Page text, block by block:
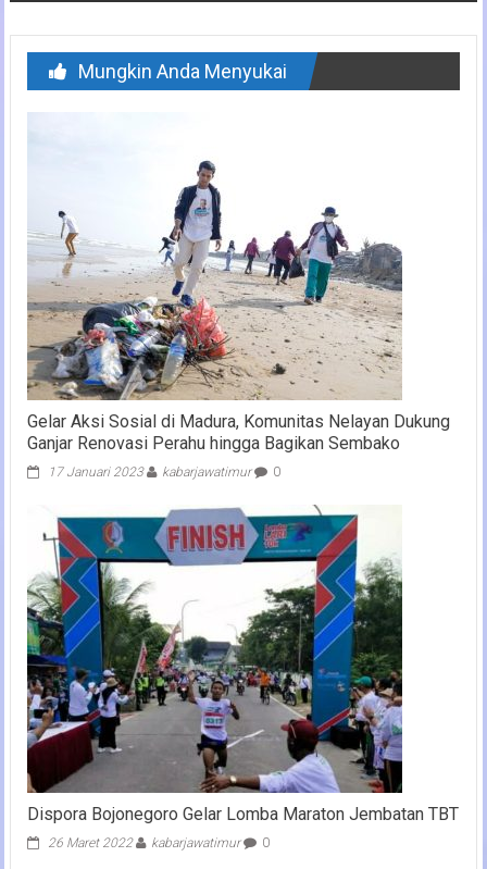
Mungkin Anda Menyukai
Gelar Aksi Sosial di Madura, Komunitas Nelayan Dukung
Ganjar Renovasi Perahu hingga Bagikan Sembako
17 Januari 2023 kabarjawatimur 0
Dispora Bojonegoro Gelar Lomba Maraton Jembatan TBT
26 Maret 2022 kabarjawatimur 0